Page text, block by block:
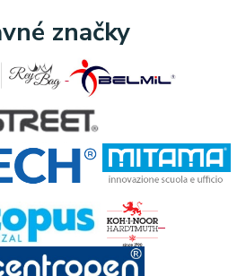
značky